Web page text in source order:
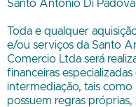
Santo Antonio Di
Toda e qualquer
e/ou serviços da Santo
Comercio Ltda será
financeiras
intermediação, tais como
possuem regras